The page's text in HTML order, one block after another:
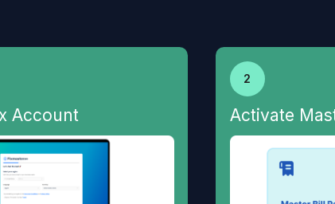
Account
2
Activate